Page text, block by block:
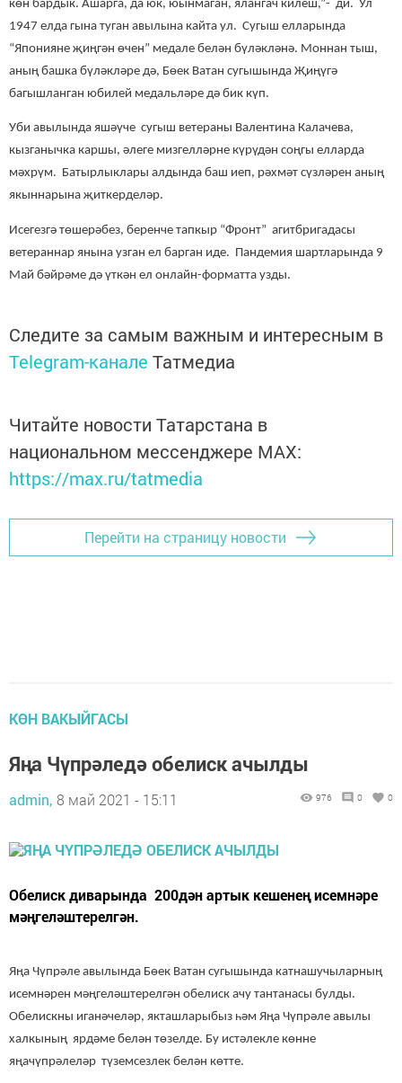
көн бардык. Ашарга, да юк, юынмаган, ялангач килеш,”- ди. Ул
1947 елда гына туган авылына кайта ул. Сугыш елларында
“Японияне җиңгән өчен” медале белән бүләкләнә. Моннан тыш,
аның башка бүләкләре дә, Бөек Ватан сугышында Җиңүгә
багышланган юбилей медальләре дә бик күп.
Уби авылында яшәүче сугыш ветераны Валентина Калачева,
кызганычка каршы, әлеге мизгелләрне күрүдән соңгы елларда
мәхрүм. Батырлыклары алдында баш иеп, рәхмәт сүзләрен аның
якыннарына җиткерделәр.
Исегезгә төшерәбез, беренче тапкыр “Фронт” агитбригадасы
ветераннар янына узган ел барган иде. Пандемия шартларында 9
Май бәйрәме дә үткән ел онлайн-форматта узды.
Следите за самым важным и интересным в
Telegram-канале Татмедиа
Читайте новости Татарстана в
национальном мессенджере MАХ:
https://max.ru/tatmedia
Перейти на страницу новости
КӨН ВАКЫЙГАСЫ
Яңа Чүпрәледә обелиск ачылды
admin, 8 май 2021 - 15:11 976 0 0
Обелиск диварында 200дән артык кешенең исемнәре
мәңгеләштерелгән.
Яңа Чүпрәле авылында Бөек Ватан сугышында катнашучыларның
исемнәрен мәңгеләштерелгән обелиск ачу тантанасы булды.
Обелискны иганәчеләр, якташларыбыз һәм Яңа Чүпрәле авылы
халкының ярдәме белән төзелде. Бу истәлекле көнне
яңачүпрәлеләр түземсезлек белән көтте.